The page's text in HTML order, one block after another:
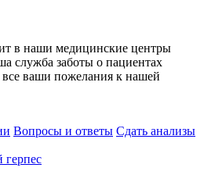
в наши медицинские центры
служба заботы о пациентах
все ваши пожелания к нашей
Вопросы и ответы Сдать анализы